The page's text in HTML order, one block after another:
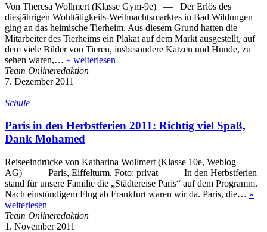
Von Theresa Wollmert (Klasse Gym-9e) — Der Erlös des
diesjährigen Wohltätigkeits-Weihnachts­mark­tes in Bad Wildungen
ging an das heimische Tierheim. Aus diesem Grund hatten die
Mitarbeiter des Tierheims ein Plakat auf dem Markt ausgestellt, auf
dem viele Bilder von Tieren, insbesondere Katzen und Hunde, zu
sehen waren,… » weiterlesen
Team Onlineredaktion
7. Dezember 2011
Schule
Paris in den Herbstferien 2011: Richtig viel Spaß,
Dank Mohamed
Reiseeindrücke von Katharina Wollmert (Klasse 10e, Weblog
AG) — Paris, Eiffelturm. Foto: privat — In den Herbstferien
stand für unsere Familie die „Städtereise Paris“ auf dem Programm.
Nach einstündigem Flug ab Frankfurt waren wir da. Paris, die… »
weiterlesen
Team Onlineredaktion
1. November 2011